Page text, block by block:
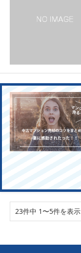
23件中 1〜5件を表示